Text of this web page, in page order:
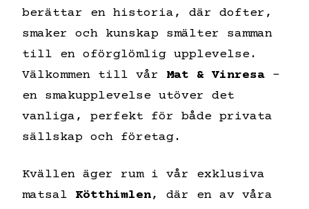
berättar en historia, där dofter,
smaker och kunskap smälter samman
till en oförglömlig upplevelse.
Välkommen till vår Mat & Vinresa –
en smakupplevelse utöver det
vanliga, perfekt för både privata
sällskap och företag.
Kvällen äger rum i vår exklusiva
matsal Kötthimlen, där en av våra